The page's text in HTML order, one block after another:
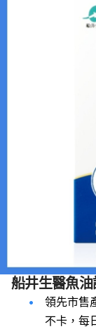
船井生醫魚
領先市售
不卡，每